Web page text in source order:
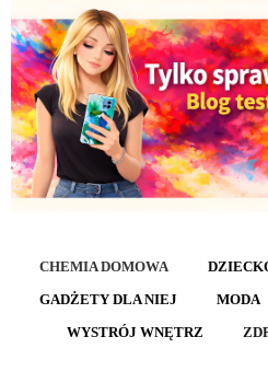
CHEMIA DOMOWA
GADŻETY DLA NIEJ
MODA
WYSTRÓJ WNĘTRZ